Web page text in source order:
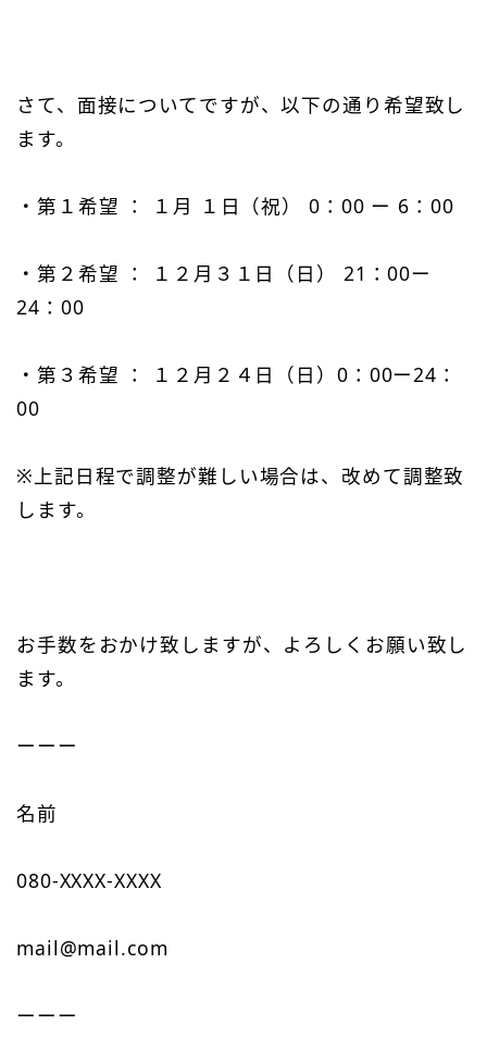
さて、面接についてですが、以下の通り希望致し
ます。
・第１希望 ： １月 １日（祝） 0：00 ー 6：00
・第２希望 ： １２月３１日（日） 21：00ー
24：00
・第３希望 ： １２月２４日（日）0：00ー24：
00
※上記日程で調整が難しい場合は、改めて調整致
します。
お手数をおかけ致しますが、よろしくお願い致し
ます。
ーーー
名前
080-XXXX-XXXX
mail@mail.com
ーーー